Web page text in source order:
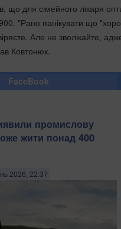
що для сімейного лікаря
"Рано панікувати що
Але не зволікайте,
Ковтонюк.
FaceBook
промислову
жити понад 400
2026, 22:37